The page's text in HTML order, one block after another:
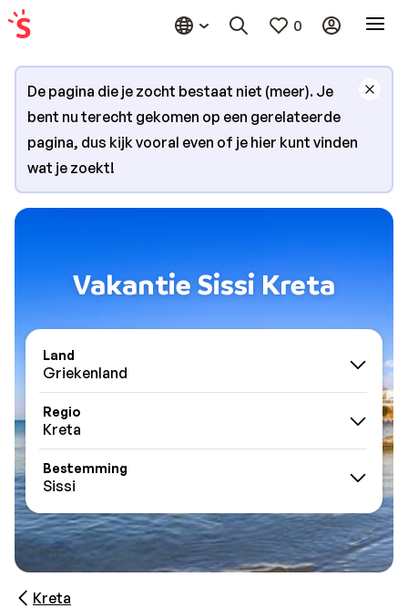
0
De pagina die je zocht bestaat niet (meer). Je
bent nu terecht gekomen op een gerelateerde
pagina, dus kijk vooral even of je hier kunt vinden
wat je zoekt!
Vakantie Sissi Kreta
Land
Griekenland
Regio
Kreta
Bestemming
Sissi
Kreta